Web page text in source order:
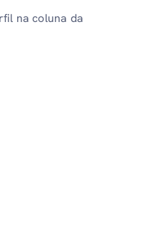
na coluna da